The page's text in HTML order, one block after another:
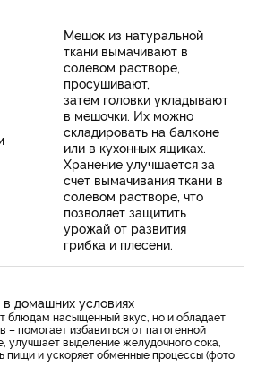
Мешок из натуральной
ткани вымачивают в
солевом растворе,
просушивают,
затем головки укладывают
в мешочки. Их можно
складировать на балконе
или в кухонных ящиках.
Хранение улучшается за
счет вымачивания ткани в
солевом растворе, что
позволяет защитить
урожай от развития
грибка и плесени.
– помогает избавиться от патогенной
улучшает выделение желудочного сока,
пищи и ускоряет обменные процессы (фото